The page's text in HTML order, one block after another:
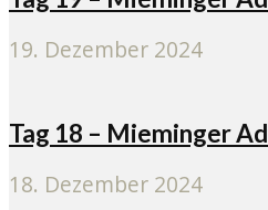
19. Dezember 2024
Tag 18 – Mieminger
18. Dezember 2024